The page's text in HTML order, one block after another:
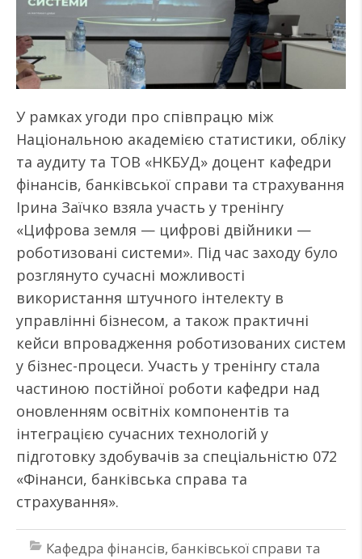
У рамках угоди про співпрацю між
Національною академією статистики, обліку
та аудиту та ТОВ «НКБУД» доцент кафедри
фінансів, банківської справи та страхування
Ірина Заїчко взяла участь у тренінгу
«Цифрова земля — цифрові двійники —
роботизовані системи». Під час заходу було
розглянуто сучасні можливості
використання штучного інтелекту в
управлінні бізнесом, а також практичні
кейси впровадження роботизованих систем
у бізнес-процеси. Участь у тренінгу стала
частиною постійної роботи кафедри над
оновленням освітніх компонентів та
інтеграцією сучасних технологій у
підготовку здобувачів за спеціальністю 072
«Фінанси, банківська справа та
страхування».
Кафедра фінансів, банківської справи та